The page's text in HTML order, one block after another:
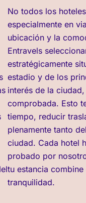
No todos los
especialmente en
ubicación y la
Entravels
estratégicamente
estadio y de los
interés de la
comprobada. Esto
tiempo, reducir
plenamente tanto
ciudad. Cada hotel
probado por
tu estancia
tranquilidad.